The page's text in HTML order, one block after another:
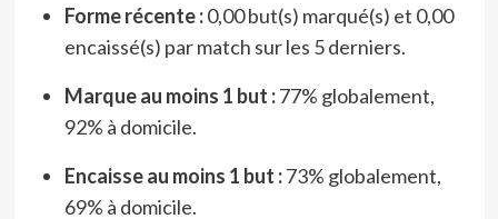
Forme récente :0,00 but(s) marqué(s) et 0,00
encaissé(s) par match sur les 5 derniers.
Marque au moins 1 but :77% globalement,
92% à domicile.
Encaisse au moins 1 but :73% globalement,
69% à domicile.